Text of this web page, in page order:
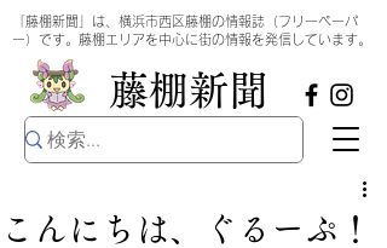
​藤棚新聞
「藤棚新聞」は、横浜市西区藤棚の情報誌（フリーペーパ
ー）です。藤棚エリアを中心に街の情報を発信しています。
こんにちは、ぐるーぷ！